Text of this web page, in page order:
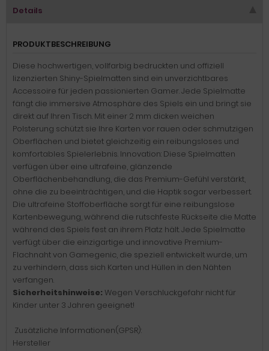
Details
PRODUKTBESCHREIBUNG
Diese hochwertigen, vollfarbig bedruckten und offiziell
lizenzierten Shiny-Spielmatten sind ein unverzichtbares
Accessoire für jeden passionierten Gamer. Jede Spielmatte
fängt die immersive Atmosphäre des Spiels ein und bringt sie
direkt auf Ihren Tisch. Mit einer 2 mm dicken weichen
Polsterung schützt sie Ihre Karten vor rauen oder schmutzigen
Oberflächen und bietet gleichzeitig ein reibungsloses und
komfortables Spielerlebnis. Innovation: Diese Spielmatten
verfügen über eine ultrafeine, glänzende
Oberflächenbehandlung, die das Premium-Gefühl verstärkt,
ohne die zu beeinträchtigen, und die Haptik sogar verbessert.
Die ultrafeine Stoffoberfläche sorgt für eine reibungslose
Kartenbewegung, während die rutschfeste Rückseite die Matte
während des Spiels fest an ihrem Platz hält. Jede Spielmatte
verfügt über die einzigartige und innovative Premium-
Flachnaht von Gamegenic, die speziell entwickelt wurde, um
zu verhindern, dass sich Karten und Hüllen in den Nähten
verfangen.
Sicherheitshinweise: Wegen Verschluckgefahr nicht für
Kinder unter 3 Jahren geeignet!
Zusätzliche Informationen(GPSR):
Hersteller